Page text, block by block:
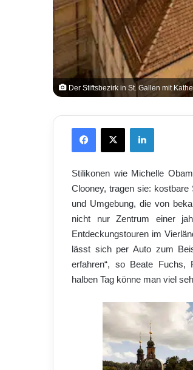
Der Stiftsbezirk in St. Gallen mit
X
Stilikonen wie Michelle
Clooney, tragen sie:
und Umgebung, die von
nicht nur Zentrum einer
Entdeckungstouren im
lässt sich per Auto zum
erfahren“, so Beate Fuchs,
halben Tag könne man viel